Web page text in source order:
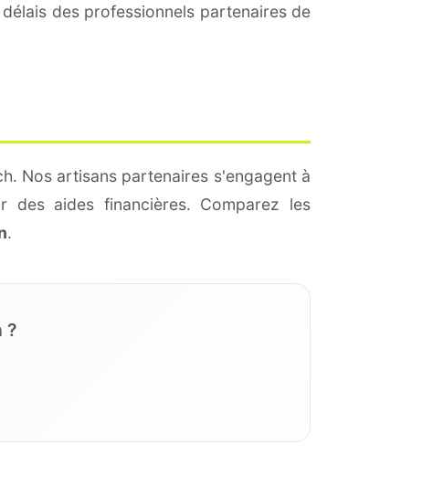
des professionnels partenaires de
Nos artisans partenaires s'engagent à
aides financières. Comparez les
.
?